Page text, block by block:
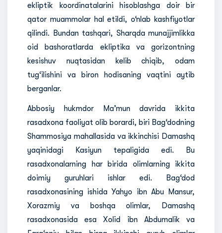
ekliptik koordinatalarini hisoblashga doir bir
qator muammolar hal etildi, o‘nlab kashfiyotlar
qilindi. Bundan tashqari, Sharqda munajjimlikka
oid bashoratlarda ekliptika va gorizontning
kesishuv nuqtasidan kelib chiqib, odam
tug‘ilishini va biron hodisaning vaqtini aytib
berganlar.
Abbosiy hukmdor Ma’mun davrida ikkita
rasadxona faoliyat olib borardi, biri Bag‘dodning
Shammosiya mahallasida va ikkinchisi Damashq
yaqinidagi Kasiyun tepaligida edi. Bu
rasadxonalarning har birida olimlarning ikkita
doimiy guruhlari ishlar edi. Bag‘dod
rasadxonasining ishida Yahyo ibn Abu Mansur,
Xorazmiy va boshqa olimlar, Damashq
rasadxonasida esa Xolid ibn Abdumalik va